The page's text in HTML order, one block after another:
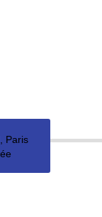
Paris